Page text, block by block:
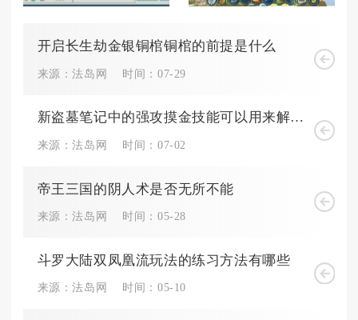
开启长生劫金银铜棺铜棺的前提是什么
来源：法岛网 时间：07-29
新盗墓笔记中的强攻摸金技能可以用来解决哪些难题
来源：法岛网 时间：07-02
帝王三国的阴人术是否无所不能
来源：法岛网 时间：05-28
斗罗大陆双凤凰流玩法的练习方法有哪些
来源：法岛网 时间：05-10